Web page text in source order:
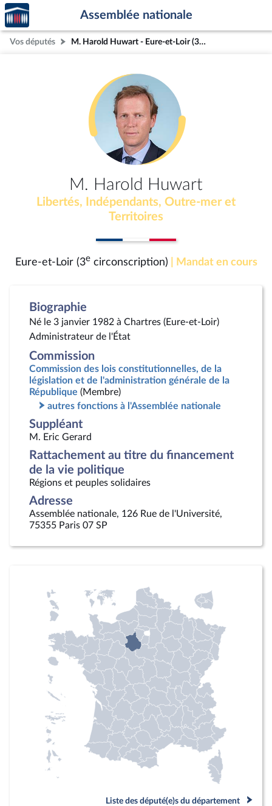
Aller au contenu
Aller en bas de la page
Accèder
à la
page
d'accueil
Assemblée nationale
Vos députés M. Harold Huwart - Eure-et-Loir (3e circonscription)
M. Harold Huwart
Libertés, Indépendants, Outre-mer et
Territoires
Eure-et-Loir (3ecirconscription) | Mandat en cours
Biographie
Né le 3 janvier 1982 à Chartres (Eure-et-Loir)
Administrateur de l'État
Commission
Commission des lois constitutionnelles, de la
législation et de l'administration générale de la
République (Membre)
autres fonctions à l'Assemblée nationale
Suppléant
M. Eric Gerard
Rattachement au titre du financement
de la vie politique
Régions et peuples solidaires
Adresse
Assemblée nationale, 126 Rue de l'Université,
75355 Paris 07 SP
Liste des député(e)s du département